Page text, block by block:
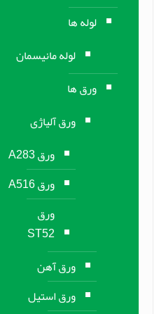
لوله ها
لوله مانیسمان
ورق ها
ورق آلیاژی
ورق A283
ورق A516
ورق
ST52
ورق آهن
ورق استیل